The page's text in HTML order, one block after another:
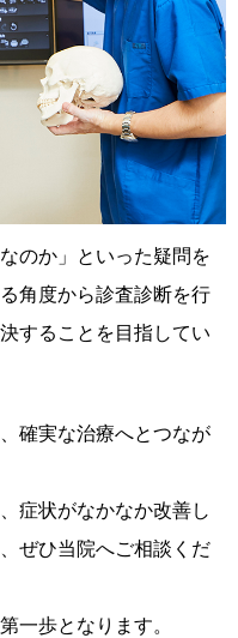
のか」といった疑問を
角度から診査診断を行
することを目指してい
確実な治療へとつなが
症状がなかなか改善し
ぜひ当院へご相談くだ
一歩となります。